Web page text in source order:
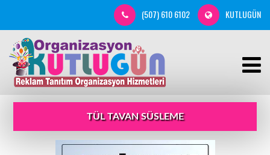
(507) 610 6102 KUTLUGÜN
TÜL TAVAN SÜSLEME